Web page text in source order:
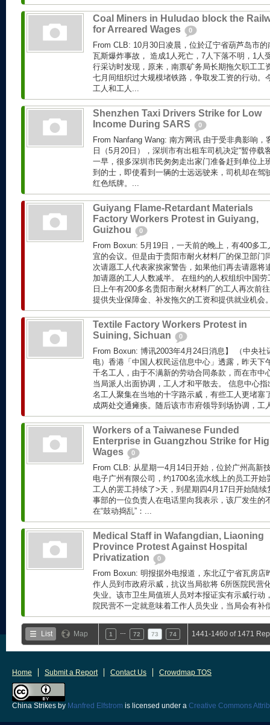
Coal Miners in Huludao block the
for Arreared Wages
0
From CLB: 10月30日凌晨，位於辽宁省葫芦岛市
瓦斯爆炸事故， 造成1人死亡，7人下落不明，1人
行采访时发现，原来，南票矿务局长期拖欠职工工
七月间组织过大规模堵铁路，争取发工资的行动。
工人和工人...
Shenzhen Taxi Drivers Strike for Low
Income During SARS
0
From Nanfang Wang: 南方网讯 由于受非典影响，
日（5月20日），深圳市有出租车司机决定“暂停载
一早，很多深圳市民匆匆走出家门准备赶到单位上
到的士，即使看到一辆的士远远驶来，司机却在驾
红色纸牌。...
Guiyang Flame-Retardant Materials
Factory Workers Protest in Guiyang,
Guizhou
0
From Boxun: 5月19日，一天前的晚上，有400多
宜的会议。但是由于贵阳市耐火材料厂的保卫部门
次请愿工人代表家挨家警告，如果他们再去请愿将
加请愿的工人人数减半。 在纽约的人权组织中国
日上午有200多名贵阳市耐火材料厂的工人再次前
提供失业保障金、补发拖欠的工资和提供就业机会
Textile Factory Workers Protest in
Suining, Sichuan
0
From Boxun: 博讯2003年4月24日消息】 （中央
电）香港「中国人权民运信息中心」透露，昨天下
千名工人，由于不满新的劳动合同条款，而在市中
当局派人出面协调，工人才和平散去。 信息中心
名工人聚集在当地的十字路示威，有些工人更堵塞
成两处交通瘫痪。随后该市市府领导到场协调，工
Workers of a Taiwanese Funded
Enterprise in Guangzhou Strike for
Wages
0
From CLB: 从星期一4月14日开始，位於广州高新
电子广州有限公司，约1700名流水线上的员工开
工人的罢工持续了>天，到星期四4月17日开始陆
事部的一位负责人在电话里向我表示，该厂发生的
在“鼓动捣乱”：...
Medical Staff in Wafangdian, Liaoning
Province Protest Against Hospital
Privatization
0
From Boxun: 明报据外电报道，东北辽宁省瓦房店
作人员到市政府示威，抗议当局欲将 6所医院民营
失业。该市卫生局值班人员对本报证实有示威行动
院民营不一定就意味着工作人员失业，当局会有补
List Map 1 72 73 74 1441-1460 of 1471
Home Submit a Report Contact Us Crowdmap TOS
China Strikes by Manfred Elfstrom is licensed under a Creative Commons